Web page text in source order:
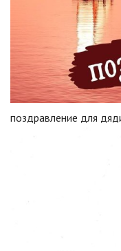
поздравление для